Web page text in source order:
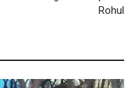
Rohul